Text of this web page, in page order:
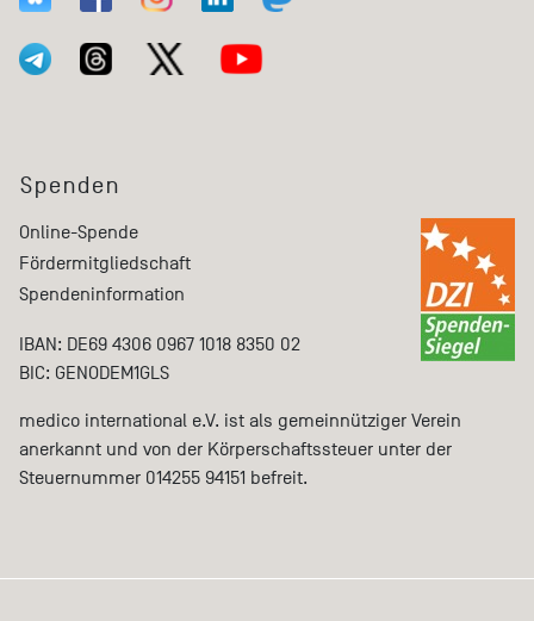
Spenden
Online-Spende
Fördermitgliedschaft
Spendeninformation
IBAN: DE69 4306 0967 1018 8350 02
BIC: GENODEM1GLS
medico international e.V. ist als gemeinnütziger Verein
anerkannt und von der Körperschaftssteuer unter der
Steuernummer 014255 94151 befreit.